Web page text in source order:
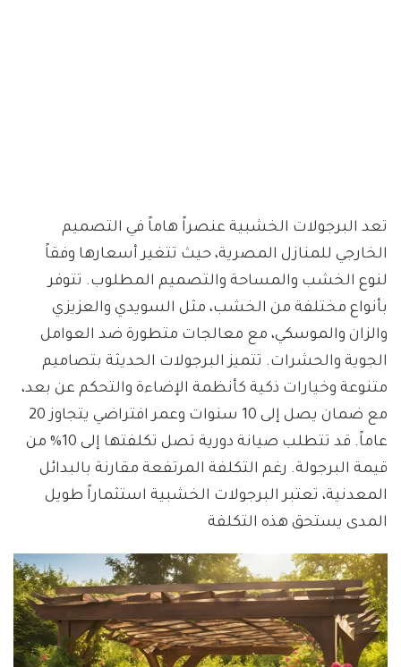
تعد البرجولات الخشبية عنصراً هاماً في التصميم
الخارجي للمنازل المصرية، حيث تتغير أسعارها وفقاً
لنوع الخشب والمساحة والتصميم المطلوب. تتوفر
بأنواع مختلفة من الخشب، مثل السويدي والعزيزي
والزان والموسكي، مع معالجات متطورة ضد العوامل
الجوية والحشرات. تتميز البرجولات الحديثة بتصاميم
متنوعة وخيارات ذكية كأنظمة الإضاءة والتحكم عن بعد،
مع ضمان يصل إلى 10 سنوات وعمر افتراضي يتجاوز 20
عاماً. قد تتطلب صيانة دورية تصل تكلفتها إلى 10% من
قيمة البرجولة. رغم التكلفة المرتفعة مقارنة بالبدائل
المعدنية، تعتبر البرجولات الخشبية استثماراً طويل
المدى يستحق هذه التكلفة